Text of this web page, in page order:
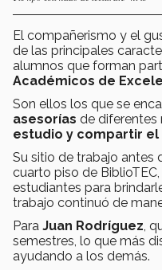
El compañerismo y el
de las principales
alumnos que forman
Académicos de
Son ellos los que se
asesorías de diferentes
estudio y compartir
Su sitio de trabajo antes
cuarto piso de
estudiantes para
trabajo continuó de
Para Juan Rodríguez ,
semestres, lo que más
ayudando a los demás.